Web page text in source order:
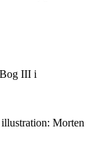
III i
Morten